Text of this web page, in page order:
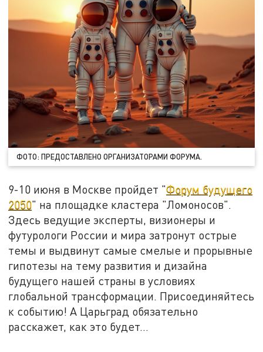
ФОТО: ПРЕДОСТАВЛЕНО ОРГАНИЗАТОРАМИ ФОРУМА.
9-10 июня в Москве пройдет "Форум будущего
2050" на площадке кластера "Ломоносов".
Здесь ведущие эксперты, визионеры и
футурологи России и мира затронут острые
темы и выдвинут самые смелые и прорывные
гипотезы на тему развития и дизайна
будущего нашей страны в условиях
глобальной трансформации. Присоединяйтесь
к событию! А Царьград обязательно
расскажет, как это будет...